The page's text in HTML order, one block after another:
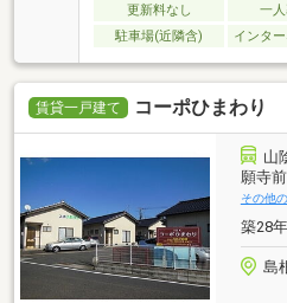
更新料なし 一
駐車場(近隣含)
インタ
賃貸一戸建て コーポひまわり
山
願寺
その他
築28
島